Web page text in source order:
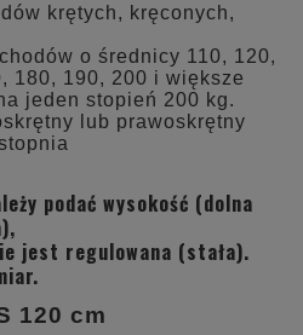
krętych, kręconych,
o średnicy 110, 120,
180, 190, 200 i większe
jeden stopień 200 kg.
lub prawoskrętny
podać wysokość (dolna
jest regulowana (stała).
120 cm